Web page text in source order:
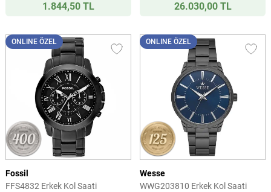
1.844,50 TL 26.030,00 TL
ONLINE ÖZEL
Fossil
FFS4832 Erkek Kol Saati
ONLINE ÖZEL
Wesse
WWG203810 Erkek Kol Saati